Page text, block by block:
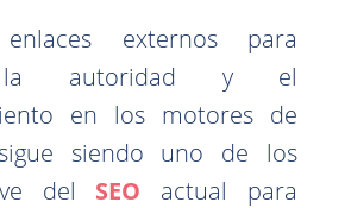
enlaces externos para
la autoridad y el
en los motores de
siendo uno de los
del SEO actual para